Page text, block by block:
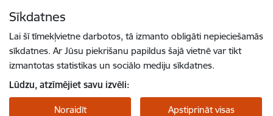
Sīkdatnes
Lai šī tīmekļvietne darbotos, tā izmanto obligāti nepieciešamās
sīkdatnes. Ar Jūsu piekrišanu papildus šajā vietnē var tikt
izmantotas statistikas un sociālo mediju sīkdatnes.
Lūdzu, atzīmējiet savu izvēli:
Noraidīt Apstiprināt visas